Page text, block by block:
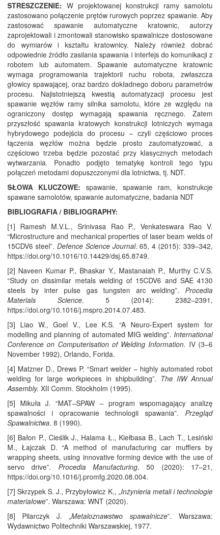
STRESZCZENIE: W projektowanej konstrukcji ramy samolotu
zastosowano połączenie prętów rurowych poprzez spawanie. Aby
zastosować spawanie automatyczne kratownic, autorzy
zaprojektowali i zmontowali stanowisko spawalnicze dostosowane
do wymiarów i kształtu kratownicy. Należy również dobrać
odpowiednie źródło zasilania spawania i interfejs do komunikacji z
robotem lub automatem. Spawanie automatyczne kratownic
wymaga programowania trajektorii ruchu robota, zwłaszcza
głowicy spawającej, oraz bardzo dokładnego doboru parametrów
procesu. Najistotniejszą kwestią automatyzacji procesu jest
spawanie węzłów ramy silnika samolotu, które ze względu na
ograniczony dostęp wymagają spawania ręcznego. Zatem
przyszłość spawania kratowych konstrukcji lotniczych wymaga
hybrydowego podejścia do procesu – czyli częściowo proces
łączenia węzłów można będzie prosto zautomatyzować, a
częściowo trzeba będzie pozostać przy klasycznych metodach
wytwarzania. Ponadto podjęto tematykę kontroli tego typu
połączeń metodami dopuszczonymi dla lotnictwa, tj. NDT.
SŁOWA KLUCZOWE: spawanie, spawanie ram, konstrukcje
spawane samolotów, spawanie automatyczne, badania NDT
BIBLIOGRAFIA / BIBLIOGRAPHY:
[1] Ramesh M.V.L., Srinivasa Rao P., Venkateswara Rao V.
“Microstructure and mechanical properties of laser beam welds of
15CDV6 steel”. Defence Science Journal. 65, 4 (2015): 339–342,
https://doi.org/10.1016/10.14429/dsj.65.8749.
[2] Naveen Kumar P., Bhaskar Y., Mastanaiah P., Murthy C.V.S.
“Study on dissimilar metals welding of 15CDV6 and SAE 4130
steels by inter pulse gas tungsten arc welding”. Procedia
Materials Science. 5 (2014): 2382–2391,
https://doi.org/10.1016/j.mspro.2014.07.483.
[3] Liao W., Goel V., Lee K.S. “A Neuro-Expert system for
modelling and planning of automated MIG welding”. International
Conference on Computerisation of Welding Information. IV (3–6
November 1992), Orlando, Forida.
[4] Matzner D., Drews P. “Smart welder – highly automated robot
welding for large workpieces in shipbuilding”. The IIW Annual
Assembly. XII Comm. Stockholm (1995).
[5] Mikuła J. “MAT–SPAW – program wspomagający analizę
spawalności i opracowanie technologii spawania”. Przegląd
Spawalnictwa. 8 (1990).
[6] Bałon P., Cieślik J., Halama Ł., Kiełbasa B., Lach T., Lesiński
M., Łajczak D. “A method of manufacturing car mufflers by
wrapping sheets, using innovative forming device with the use of
servo drive”. Procedia Manufacturing. 50 (2020): 17–21,
https://doi.org/10.1016/j.promfg.2020.08.004.
[7] Skrzypek S. J., Przybyłowicz K., „Inżynieria metali i technologie
materiałowe”. Warszawa: WNT (2020).
[8] Pilarczyk J. „Metaloznawstwo spawalnicze”. Warszawa:
Wydawnictwo Politechniki Warszawskiej, 1977.